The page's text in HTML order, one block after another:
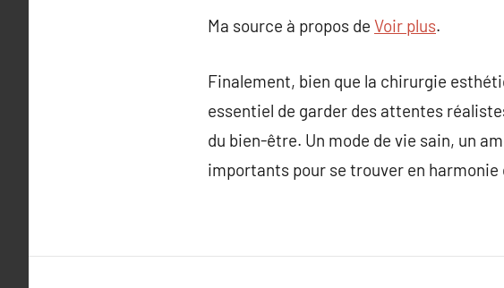
Ma source à propos de Voir plus.
Finalement, bien que la chirurgie
essentiel de garder des attentes
du bien-être. Un mode de vie sain, un
importants pour se trouver en harmonie